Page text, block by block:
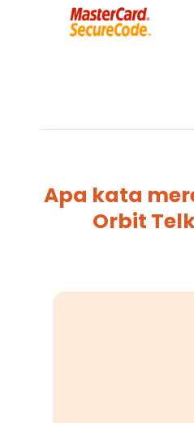
Apa kata
Orbit